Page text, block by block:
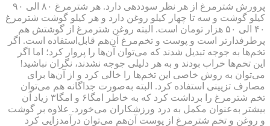
پرورش شترمرغ از هر نظر سوددهی دارد. هر شترمرغ ۸۰ الی ۹۰
کیلو گوشت و سه تا چهار کیلو روغن دارد و هر کیلو گوشت شترمرغ
۴۰ الی ۵۰ هزار تومان است. البته روغن شترمرغ از گوشتش هم
پرطرفدارتر است و پوست و تخم‌مرغ آن‌هم قابل‌استفاده است. اگر
تخم‌ها به جوجه تبدیل شدند که می‌توان آن‌ها را پروار کرد؛ اما اگر
این تخم‌ها خراب بودند و به هر دلیلی جوجه نشدند، نگران نباشید!
می‌توان به روش خاصی این تخم‌ها را خالی کرد و از آن‌ها برای
مصارف تزیینی استفاده کرد. البته به‌صورت جداگانه هم می‌توان
تخم شترمرغ را برداشت کرد که به خاطر امگا۶ و امگا۳ زیاد آن
بیشتر به‌عنوان مکمل به درد ورزشکاران می‌خورد. علاوه بر گوشت
و روغن و تخم شترمرغ از پوست آن‌هم می‌توان درآمدزایی کرد